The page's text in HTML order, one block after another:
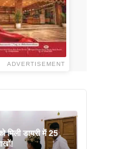
ADVERTISEMENT
डायरी में 25